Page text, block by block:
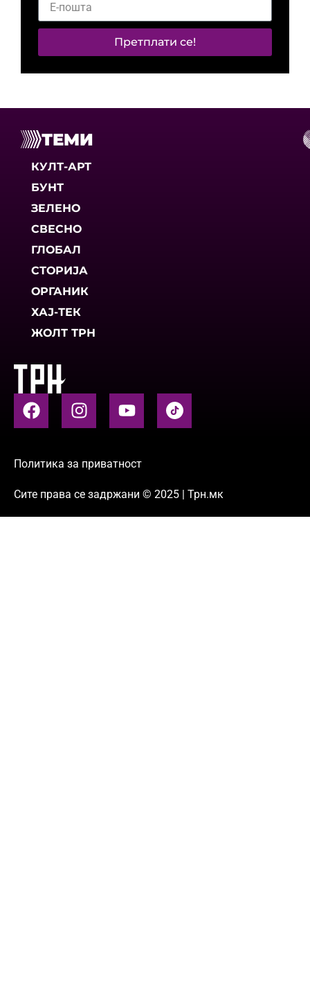
Претплати се!
ТЕМИ
КУЛТ-АРТ
БУНТ
ЗЕЛЕНО
СВЕСНО
ГЛОБАЛ
СТОРИЈА
ОРГАНИК
ХАЈ-ТЕК
ЖОЛТ ТРН
Политика за приватност
Сите права се задржани © 2025 | Трн.мк